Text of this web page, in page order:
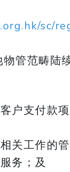
sc/
管范畴陆
户支付款项
关工作的管
务；及